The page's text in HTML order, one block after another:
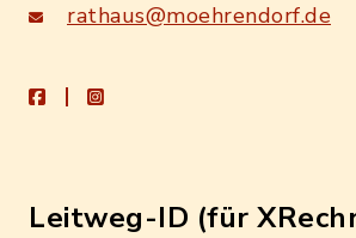
rathaus@moehrendorf.de
facebookinstagram
Leitweg-ID (für